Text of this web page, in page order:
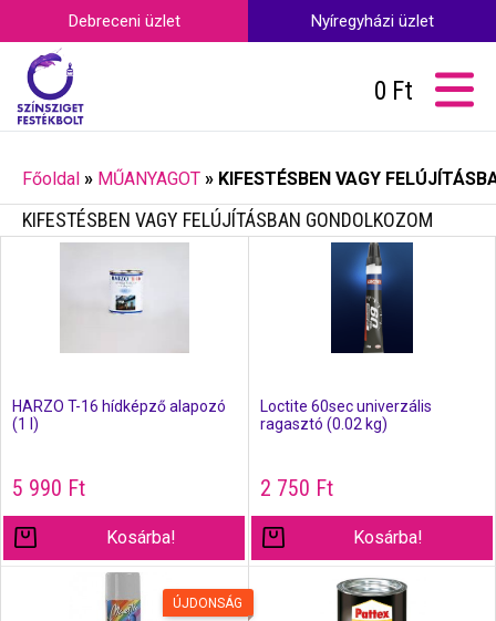
Debreceni üzlet Nyíregyházi üzlet
0 Ft
Főoldal » MŰANYAGOT » KIFESTÉSBEN VAGY
KIFESTÉSBEN VAGY FELÚJÍTÁSBAN GONDOLKOZOM
HARZO T-16 hídképző alapozó
(1 l)
5 990 Ft
Kosárba!
Loctite 60sec univerzális
ragasztó (0.02 kg)
2 750 Ft
Kosárba!
ÚJDONSÁG